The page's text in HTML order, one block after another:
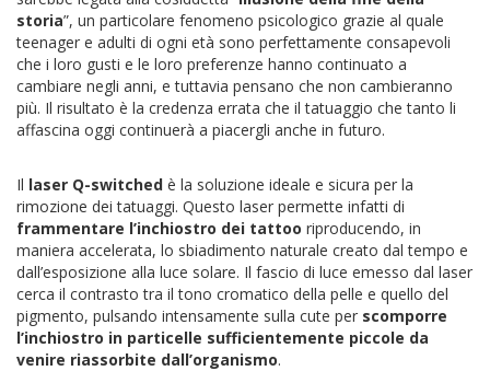
storia”, un particolare fenomeno psicologico grazie al quale
teenager e adulti di ogni età sono perfettamente consapevoli
che i loro gusti e le loro preferenze hanno continuato a
cambiare negli anni, e tuttavia pensano che non cambieranno
più. Il risultato è la credenza errata che il tatuaggio che tanto li
affascina oggi continuerà a piacergli anche in futuro.
Il laser Q-switched è la soluzione ideale e sicura per la
rimozione dei tatuaggi. Questo laser permette infatti di
frammentare l’inchiostro dei tattoo riproducendo, in
maniera accelerata, lo sbiadimento naturale creato dal tempo e
dall’esposizione alla luce solare. Il fascio di luce emesso dal laser
cerca il contrasto tra il tono cromatico della pelle e quello del
pigmento, pulsando intensamente sulla cute per scomporre
l’inchiostro in particelle sufficientemente piccole da
venire riassorbite dall’organismo.